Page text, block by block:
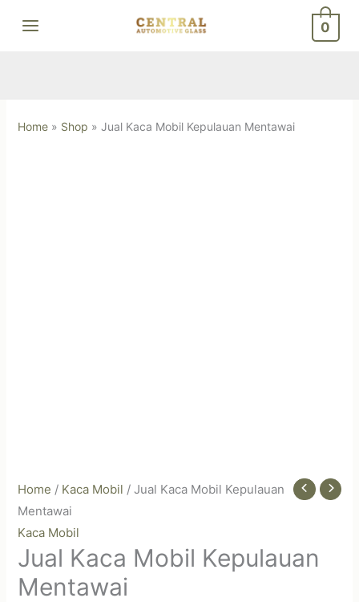
0
Home» Shop » Jual Kaca Mobil Kepulauan Mentawai
Home / Kaca Mobil / Jual Kaca Mobil Kepulauan
Mentawai
Kaca Mobil
Jual Kaca Mobil Kepulauan
Mentawai